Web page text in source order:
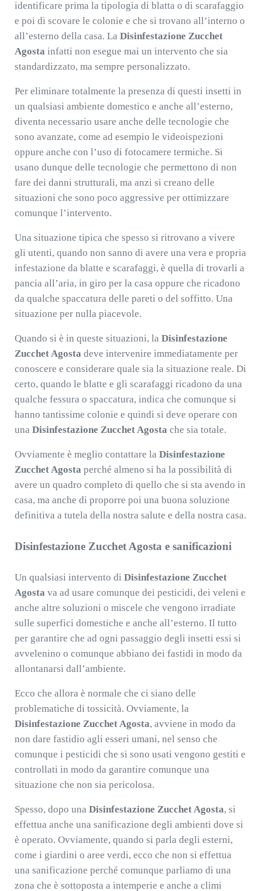
identificare prima la tipologia di blatta o di scarafaggio
e poi di scovare le colonie e che si trovano all’interno o
all’esterno della casa. La Disinfestazione Zucchet
Agosta infatti non esegue mai un intervento che sia
standardizzato, ma sempre personalizzato.
Per eliminare totalmente la presenza di questi insetti in
un qualsiasi ambiente domestico e anche all’esterno,
diventa necessario usare anche delle tecnologie che
sono avanzate, come ad esempio le videoispezioni
oppure anche con l’uso di fotocamere termiche. Si
usano dunque delle tecnologie che permettono di non
fare dei danni strutturali, ma anzi si creano delle
situazioni che sono poco aggressive per ottimizzare
comunque l’intervento.
Una situazione tipica che spesso si ritrovano a vivere
gli utenti, quando non sanno di avere una vera e propria
infestazione da blatte e scarafaggi, è quella di trovarli a
pancia all’aria, in giro per la casa oppure che ricadono
da qualche spaccatura delle pareti o del soffitto. Una
situazione per nulla piacevole.
Quando si è in queste situazioni, la Disinfestazione
Zucchet Agosta deve intervenire immediatamente per
conoscere e considerare quale sia la situazione reale. Di
certo, quando le blatte e gli scarafaggi ricadono da una
qualche fessura o spaccatura, indica che comunque si
hanno tantissime colonie e quindi si deve operare con
una Disinfestazione Zucchet Agosta che sia totale.
Ovviamente è meglio contattare la Disinfestazione
Zucchet Agosta perché almeno si ha la possibilità di
avere un quadro completo di quello che si sta avendo in
casa, ma anche di proporre poi una buona soluzione
definitiva a tutela della nostra salute e della nostra casa.
Disinfestazione Zucchet Agosta e sanificazioni
Un qualsiasi intervento di Disinfestazione Zucchet
Agosta va ad usare comunque dei pesticidi, dei veleni e
anche altre soluzioni o miscele che vengono irradiate
sulle superfici domestiche e anche all’esterno. Il tutto
per garantire che ad ogni passaggio degli insetti essi si
avvelenino o comunque abbiano dei fastidi in modo da
allontanarsi dall’ambiente.
Ecco che allora è normale che ci siano delle
problematiche di tossicità. Ovviamente, la
Disinfestazione Zucchet Agosta, avviene in modo da
non dare fastidio agli esseri umani, nel senso che
comunque i pesticidi che si sono usati vengono gestiti e
controllati in modo da garantire comunque una
situazione che non sia pericolosa.
Spesso, dopo una Disinfestazione Zucchet Agosta, si
effettua anche una sanificazione degli ambienti dove si
è operato. Ovviamente, quando si parla degli esterni,
come i giardini o aree verdi, ecco che non si effettua
una sanificazione perché comunque parliamo di una
zona che è sottoposta a intemperie e anche a climi